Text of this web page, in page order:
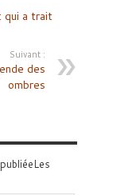
qui a trait
Suivant :
des
ombres